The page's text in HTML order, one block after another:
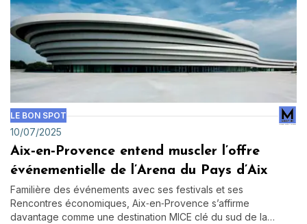
LE BON SPOT
10/07/2025
Aix‑en‑Provence entend muscler l’offre
événementielle de l’Arena du Pays d’Aix
Familière des événements avec ses festivals et ses
Rencontres économiques, Aix‑en‑Provence s’affirme
davantage comme une destination MICE clé du sud de la…